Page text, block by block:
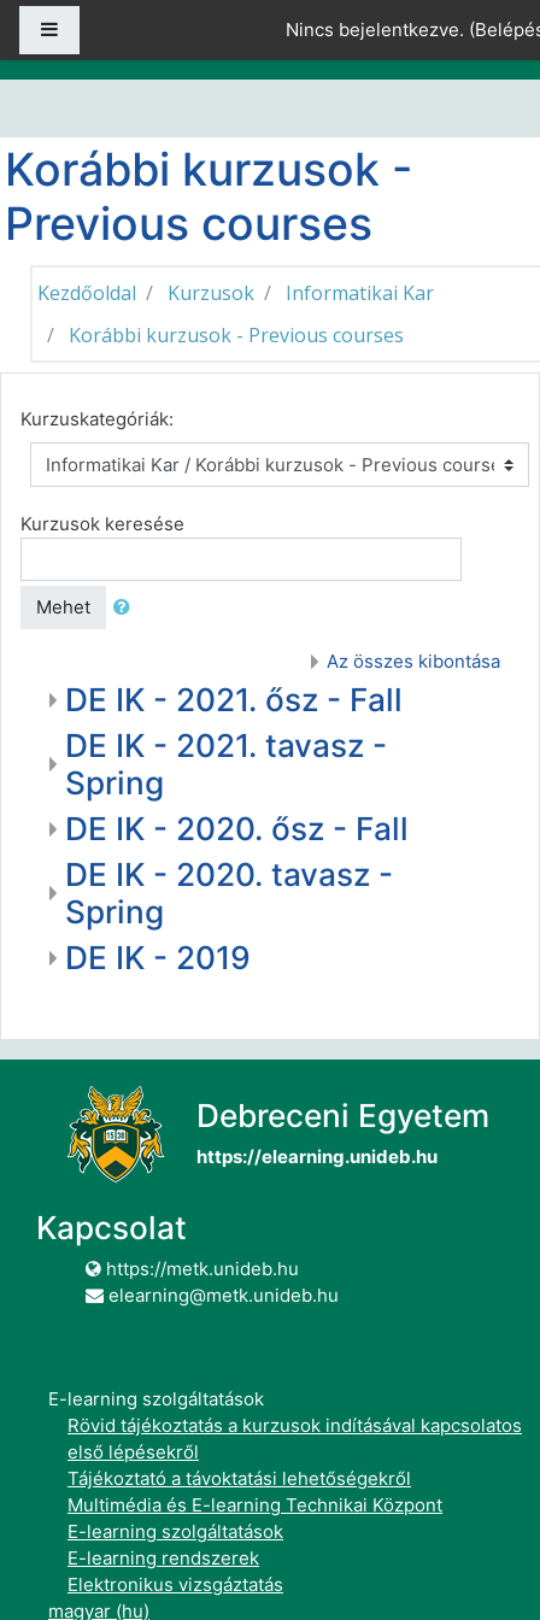
Tovább a fő tartalomhoz
Nincs bejelentkezve. (
Korábbi kurzusok -
Previous courses
Kezdőoldal Kurzusok
Informatikai Kar
Korábbi kurzusok - Previous courses
Kurzuskategóriák:
Kurzusok keresése
Mehet
Az összes kibontása
DE IK - 2021. ősz - Fall
DE IK - 2021. tavasz -
Spring
DE IK - 2020. ősz - Fall
DE IK - 2020. tavasz -
Spring
DE IK - 2019
Debreceni Egyetem
https://elearning.unideb.hu
Kapcsolat
https://metk.unideb.hu
elearning@metk.unideb.hu
E-learning szolgáltatások
Rövid tájékoztatás a kurzusok indításával kapcsolatos
első lépésekről
Tájékoztató a távoktatási lehetőségekről
Multimédia és E-learning Technikai Központ
E-learning szolgáltatások
E-learning rendszerek
Elektronikus vizsgáztatás
magyar ‎(hu)‎